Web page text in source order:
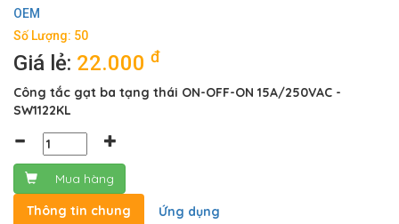
OEM
Số Lượng: 50
Giá lẻ: 22.000 đ
Công tắc gạt ba tạng thái ON-OFF-ON 15A/250VAC -
SW1122KL
Mua hàng
Thông tin chung
Ứng dụng